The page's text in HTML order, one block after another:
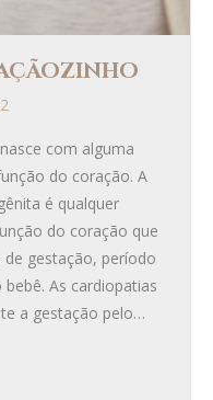
com alguma
do coração. A
é qualquer
do coração que
de gestação, período
As cardiopatias
a gestação pelo…